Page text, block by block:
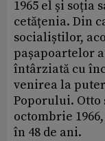
1965 el și soția
cetățenia. Din
socialiștilor,
pașapoartelor
întârziată cu
venirea la
Poporului.
octombrie
în 48 de ani.